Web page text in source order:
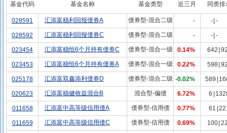
基金代码 基金名称 基金类型 近三月 同类排
028591 汇添富稳利回报债券A 债券型-混合二级 - - -
028592 汇添富稳利回报债券C 债券型-混合二级 - - -
023454 汇添富稳恒6个月持有债券C 债券型-混合一级 0.14% 642
023453 汇添富稳恒6个月持有债券A 债券型-混合一级 0.22% 598
025178 汇添富双鑫添利债券D 债券型-混合二级 -0.02% 589
020623 汇添富稳健收益混合B 混合型-偏债 6.72% 6
011658 汇添富中高等级信用债A 债券型-信用债 0.77% 61
011659 汇添富中高等级信用债C 债券型-信用债 0.69% 100